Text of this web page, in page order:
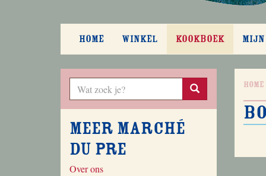
HOME WINKEL KOOKBOEK
Meer Marché
du Pre
Over ons
Home